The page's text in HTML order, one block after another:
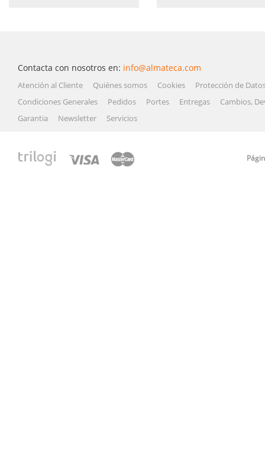
Contacta con nosotros en: info@almateca.com
Atención al Cliente Quiénes somos Cookies
Protección de
Condiciones Generales
Pedidos Portes Entregas
Cambios,
Garantia
Newsletter Servicios